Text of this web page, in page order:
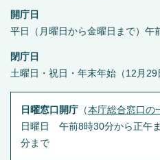
開庁日
平日（月曜日から金曜日まで）午
閉庁日
土曜日・祝日・年末年始（12月29
日曜窓口開庁（本庁総合窓口の
日曜日 午前8時30分から正午
分まで